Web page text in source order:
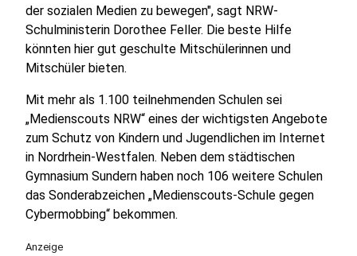
der sozialen Medien zu bewegen", sagt NRW-
Schulministerin Dorothee Feller. Die beste Hilfe
könnten hier gut geschulte Mitschülerinnen und
Mitschüler bieten.
Mit mehr als 1.100 teilnehmenden Schulen sei
„Medienscouts NRW“ eines der wichtigsten Angebote
zum Schutz von Kindern und Jugendlichen im Internet
in Nordrhein-Westfalen. Neben dem städtischen
Gymnasium Sundern haben noch 106 weitere Schulen
das Sonderabzeichen „Medienscouts-Schule gegen
Cybermobbing“ bekommen.
Anzeige